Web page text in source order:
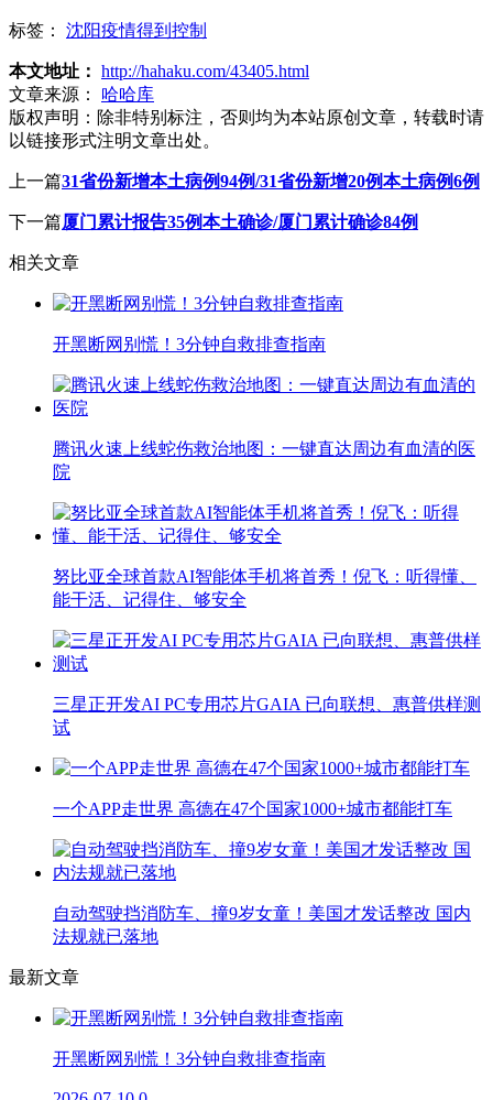
标签： 沈阳疫情得到控制
本文地址： http://hahaku.com/43405.html
文章来源：
哈哈库
版权声明： 除非特别标注，否则均为本站原创文章，转载时请
以链接形式注明文章出处。
上一篇31省份新增本土病例94例/31省份新增20例本土病例6例
下一篇厦门累计报告35例本土确诊/厦门累计确诊84例
相关文章
开黑断网别慌！3分钟自救排查指南
腾讯火速上线蛇伤救治地图：一键直达周边有血清的医
院
努比亚全球首款AI智能体手机将首秀！倪飞：听得懂、
能干活、记得住、够安全
三星正开发AI PC专用芯片GAIA 已向联想、惠普供样测
试
一个APP走世界 高德在47个国家1000+城市都能打车
自动驾驶挡消防车、撞9岁女童！美国才发话整改 国内
法规就已落地
最新文章
开黑断网别慌！3分钟自救排查指南